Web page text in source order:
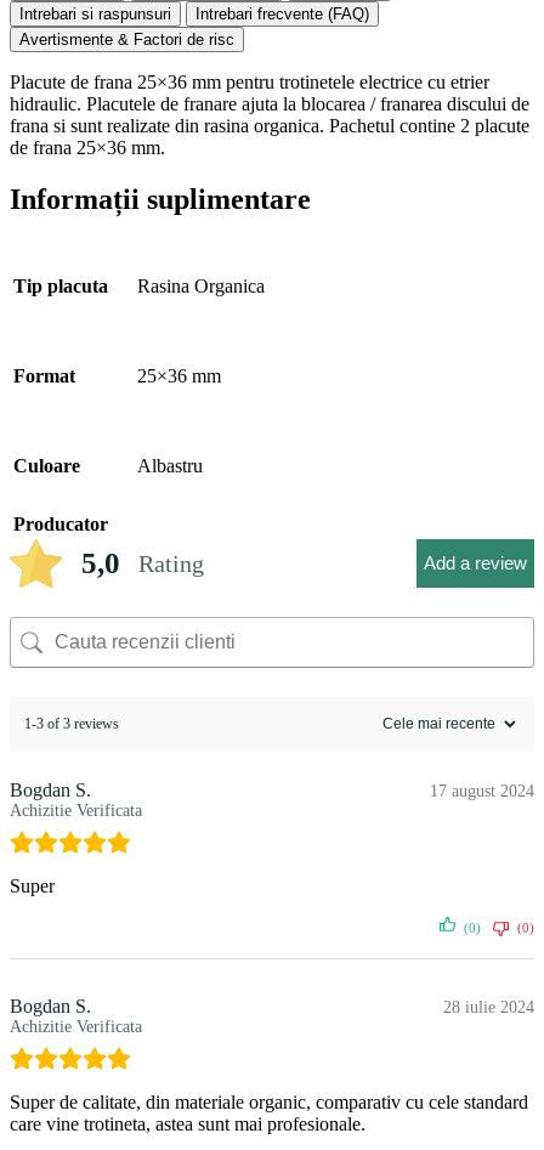
Intrebari si raspunsuri
Intrebari frecvente (FAQ)
Avertismente & Factori de risc
Placute de frana 25×36 mm pentru trotinetele electrice cu etrier
hidraulic. Placutele de franare ajuta la blocarea / franarea discului de
frana si sunt realizate din rasina organica. Pachetul contine 2 placute
de frana 25×36 mm.
Informații suplimentare
Tip placuta Rasina Organica
Format 25×36 mm
Culoare Albastru
Producator
5,0 Rating Add a review
1-3 of 3 reviews
Bogdan S.
Achizitie Verificata
17 august 2024
Super
(0) (0)
Bogdan S.
Achizitie Verificata
28 iulie 2024
Super de calitate, din materiale organic, comparativ cu cele standard
care vine trotineta, astea sunt mai profesionale.